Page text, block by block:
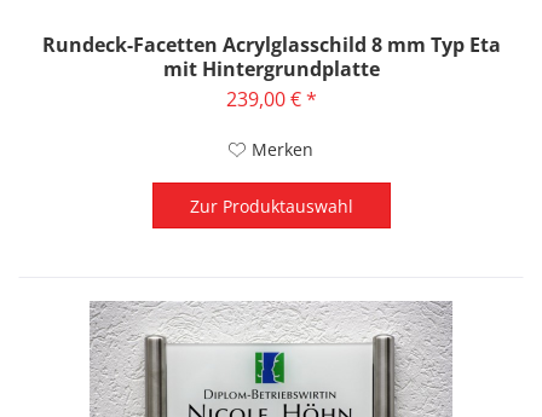
Rundeck-Facetten Acrylglasschild 8 mm Typ Eta
mit Hintergrundplatte
239,00 € *
Merken
Zur Produktauswahl